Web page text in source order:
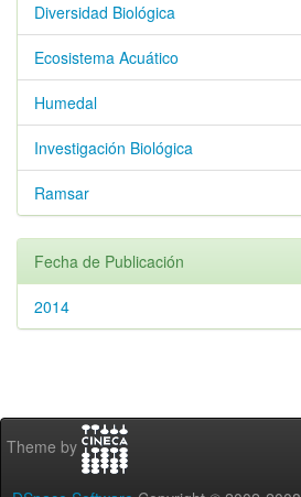
Diversidad Biológica
Ecosistema Acuático
Humedal
Investigación Biológica
Ramsar
Fecha de Publicación
2014
Theme by